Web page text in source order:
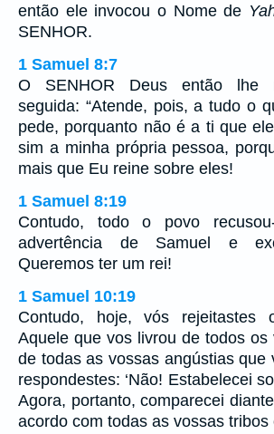
então ele invocou o Nome de
SENHOR.
1 Samuel 8:7
O SENHOR Deus então lhe
seguida: “Atende, pois, a tudo o
pede, porquanto não é a ti que
sim a minha própria pessoa,
mais que Eu reine sobre eles!
1 Samuel 8:19
Contudo, todo o povo
advertência de Samuel e
Queremos ter um rei!
1 Samuel 10:19
Contudo, hoje, vós rejeitastes
Aquele que vos livrou de todos os
de todas as vossas angústias que
respondestes: ‘Não! Estabelecei
Agora, portanto, comparecei
acordo com todas as vossas tribos